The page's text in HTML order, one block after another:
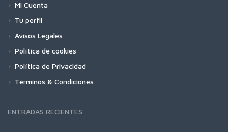
Mi Cuenta
Tu perfil
Avisos Legales
Política de cookies
Política de Privacidad
Términos & Condiciones
ENTRADAS RECIENTES